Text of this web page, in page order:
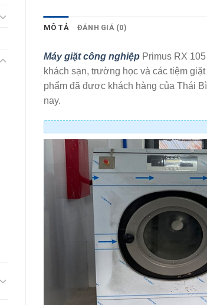
MÔ TẢ ĐÁNH GIÁ (0)
Máy giặt công nghiệpPrimus RX
khách sạn, trường học và các tiệm
phẩm đã được khách hàng của Thái
nay.